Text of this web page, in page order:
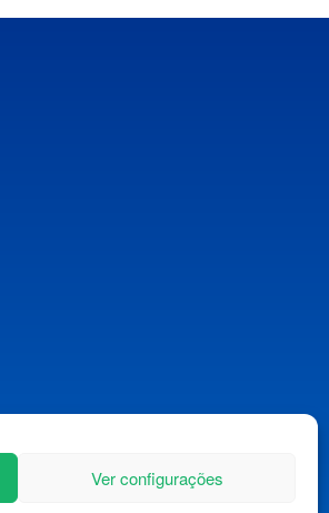
Ver configurações